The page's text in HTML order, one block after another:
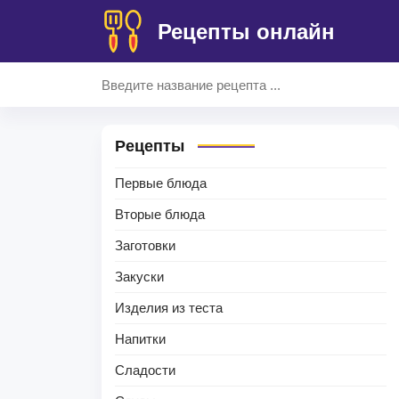
Рецепты онлайн
Рецепты
Первые блюда
Вторые блюда
Заготовки
Закуски
Изделия из теста
Напитки
Сладости